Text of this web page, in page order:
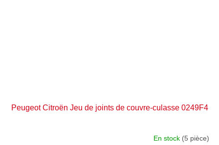
Peugeot Citroën Jeu de joints de couvre-culasse 0249F4
En stock (5 pièce)